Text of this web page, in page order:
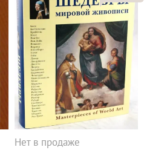
Нет в продаже